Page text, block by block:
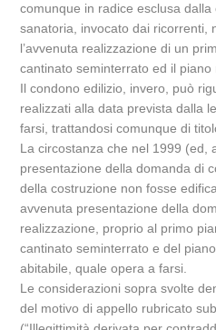
comunque in radice esclusa
sanatoria, invocato dai ricorrenti,
l’avvenuta realizzazione di un
cantinato seminterrato ed il piano
Il condono edilizio, invero, può
realizzati alla data prevista dalla
farsi, trattandosi comunque di
La circostanza che nel 1999 (ed,
presentazione della domanda di
della costruzione non fosse
avvenuta presentazione della
realizzazione, proprio al primo
cantinato seminterrato e del
abitabile, quale opera a farsi.
Le considerazioni sopra svolte
del motivo di appello rubricato